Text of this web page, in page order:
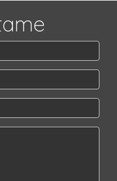
un abogado para
la ayuda de un
familiar puede ser
decisiones justas